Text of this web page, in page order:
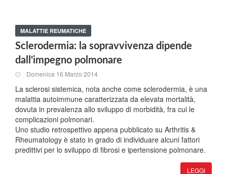
MALATTIE REUMATICHE
Sclerodermia: la sopravvivenza dipende
dall'impegno polmonare
Domenica 16 Marzo 2014
La sclerosi sistemica, nota anche come sclerodermia, è una
malattia autoimmune caratterizzata da elevata mortalità,
dovuta in prevalenza allo sviluppo di morbidità, fra cui le
complicazioni polmonari.
Uno studio retrospettivo appena pubblicato su Arthritis &
Rheumatology è stato in grado di individuare alcuni fattori
predittivi per lo sviluppo di fibrosi e ipertensione polmonare.
LEGGI